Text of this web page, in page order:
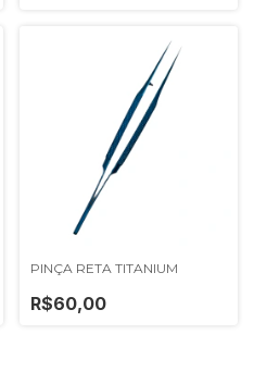
PINÇA RETA TITANIUM
R$60,00